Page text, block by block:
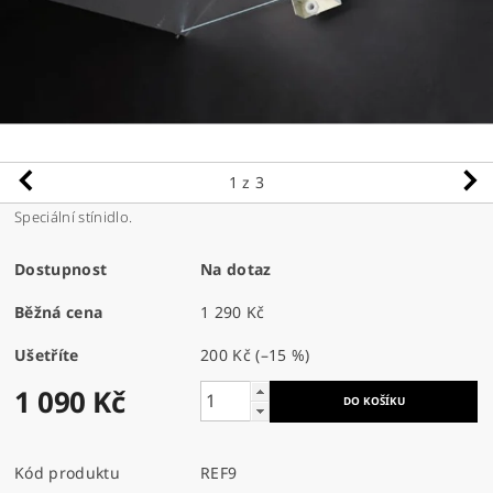
1 z 3
Speciální stínidlo.
Dostupnost Na dotaz
Běžná cena 1 290 Kč
Ušetříte 200 Kč(–15 %)
1 090 Kč
Kód produktu REF9